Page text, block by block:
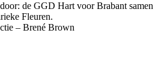
de GGD Hart voor Brabant samen
Fleuren.
– Brené Brown